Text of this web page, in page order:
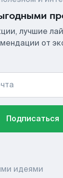
лучшие
от
Подписаться
идеями